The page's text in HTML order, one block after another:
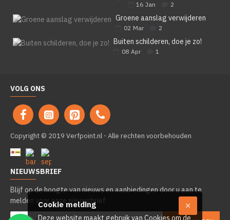
16 Jan 2
Groene aanslag verwijderen
02 Mar 2
Buiten schilderen, doe je zo!
08 Apr 1
VOLG ONS
Copyright © 2019 Verfpoint.nl - Alle rechten voorbehouden
NIEUWSBRIEF
Blijf op de hoogte van nieuws en aanbiedingen door u aan te
melden voor onze nieuwsbrief
Cookie melding
Deze website maakt gebruik van Cookies om de